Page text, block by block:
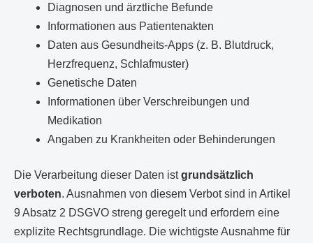
Diagnosen und ärztliche Befunde
Informationen aus Patientenakten
Daten aus Gesundheits-Apps (z. B. Blutdruck,
Herzfrequenz, Schlafmuster)
Genetische Daten
Informationen über Verschreibungen und
Medikation
Angaben zu Krankheiten oder Behinderungen
Die Verarbeitung dieser Daten istgrundsätzlich
verboten. Ausnahmen von diesem Verbot sind in Artikel
9 Absatz 2 DSGVO streng geregelt und erfordern eine
explizite Rechtsgrundlage. Die wichtigste Ausnahme für